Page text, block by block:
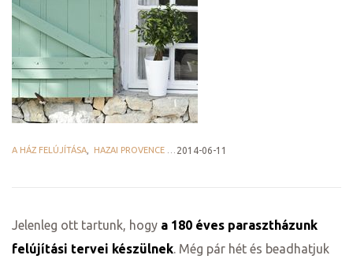
A HÁZ FELÚJÍTÁSA HAZAI PROVENCE BLOG 2014-06-11
Jelenleg ott tartunk, hogy a 180 éves parasztházunk
felújítási tervei készülnek. Még pár hét és beadhatjuk